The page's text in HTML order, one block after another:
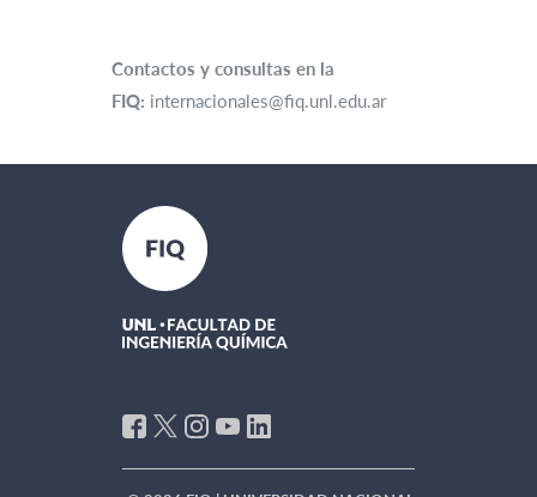
Contactos y consultas en la
FIQ: internacionales@fiq.unl.edu.ar